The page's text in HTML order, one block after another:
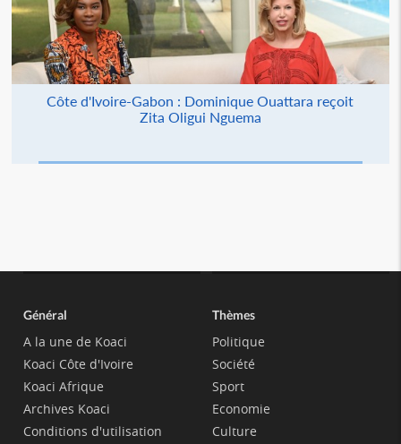
Côte d'Ivoire-Gabon : Dominique Ouattara reçoit
Zita Oligui Nguema
Général
A la une de Koaci
Koaci Côte d'Ivoire
Koaci Afrique
Archives Koaci
Conditions d'utilisation
Thèmes
Politique
Société
Sport
Economie
Culture